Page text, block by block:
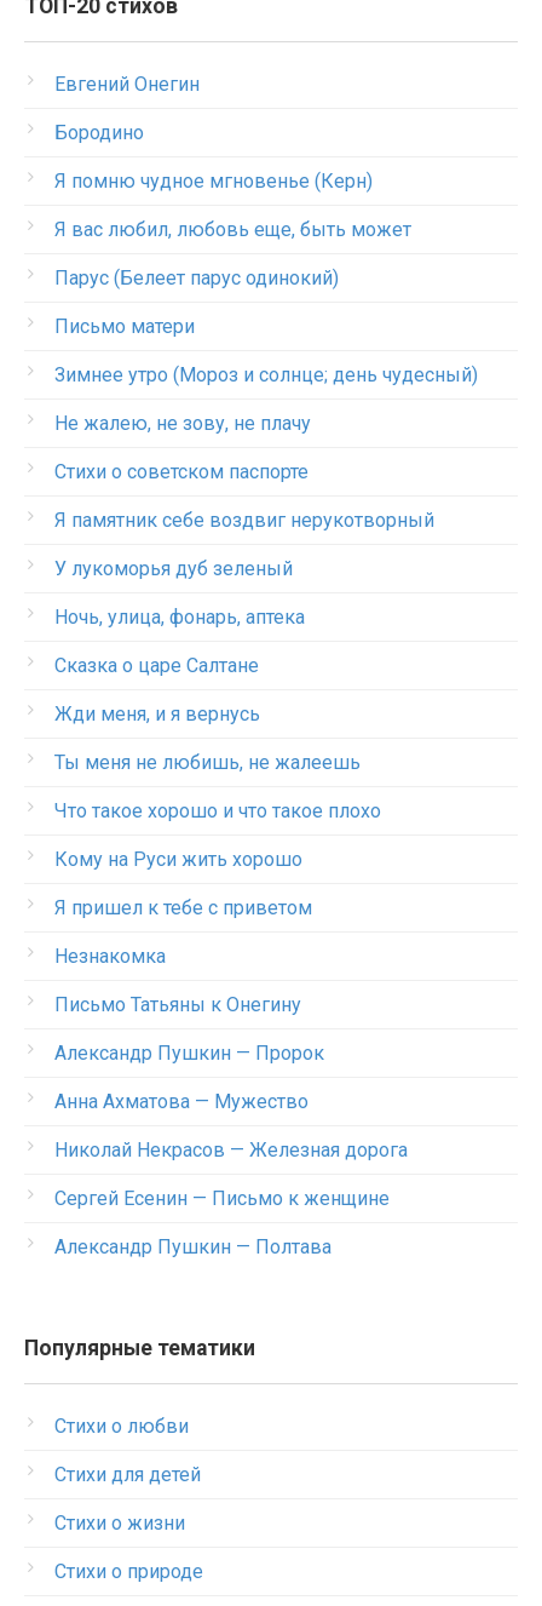
ТОП-20 стихов
Евгений Онегин
Бородино
Я помню чудное мгновенье (Керн)
Я вас любил, любовь еще, быть может
Парус (Белеет парус одинокий)
Письмо матери
Зимнее утро (Мороз и солнце; день чудесный)
Не жалею, не зову, не плачу
Стихи о советском паспорте
Я памятник себе воздвиг нерукотворный
У лукоморья дуб зеленый
Ночь, улица, фонарь, аптека
Сказка о царе Салтане
Жди меня, и я вернусь
Ты меня не любишь, не жалеешь
Что такое хорошо и что такое плохо
Кому на Руси жить хорошо
Я пришел к тебе с приветом
Незнакомка
Письмо Татьяны к Онегину
Александр Пушкин — Пророк
Анна Ахматова — Мужество
Николай Некрасов — Железная дорога
Сергей Есенин — Письмо к женщине
Александр Пушкин — Полтава
Популярные тематики
Стихи о любви
Стихи для детей
Стихи о жизни
Стихи о природе